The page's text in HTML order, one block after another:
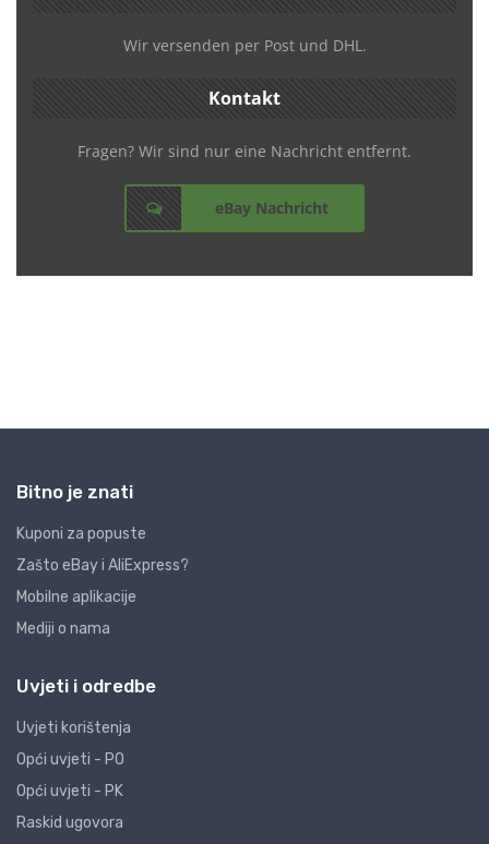
Bitno je znati
Kuponi za popuste
Zašto eBay i AliExpress?
Mobilne aplikacije
Mediji o nama
Uvjeti i odredbe
Uvjeti korištenja
Opći uvjeti - PO
Opći uvjeti - PK
Raskid ugovora